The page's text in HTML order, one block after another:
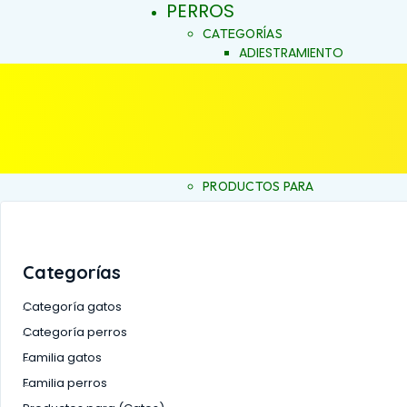
PERROS
CATEGORÍAS
ADIESTRAMIENTO
PRODUCTOS PARA
ALERGIAS
Categorías
Categoría gatos
Categoría perros
Familia gatos
Familia perros